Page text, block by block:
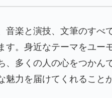
音楽と演技、文筆のすべ
す。身近なテーマをユー
、多くの人の心をつかん
魅力を届けてくれること